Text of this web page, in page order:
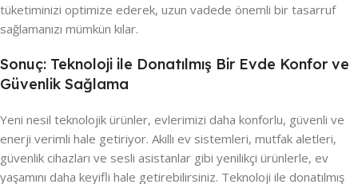
tüketiminizi optimize ederek, uzun vadede önemli bir tasarruf
sağlamanızı mümkün kılar.
Sonuç: Teknoloji ile Donatılmış Bir Evde Konfor ve
Güvenlik Sağlama
Yeni nesil teknolojik ürünler, evlerimizi daha konforlu, güvenli ve
enerji verimli hale getiriyor. Akıllı ev sistemleri, mutfak aletleri,
güvenlik cihazları ve sesli asistanlar gibi yenilikçi ürünlerle, ev
yaşamını daha keyifli hale getirebilirsiniz. Teknoloji ile donatılmış